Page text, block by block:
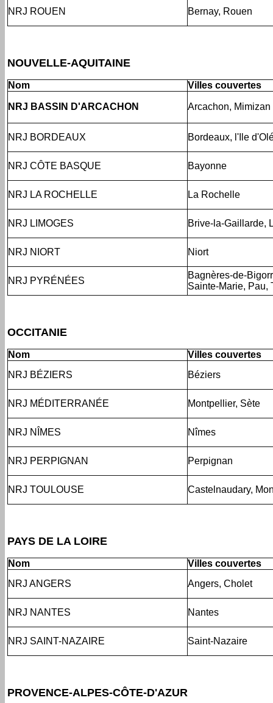
NRJ ROUEN Bernay, Rouen
NOUVELLE-AQUITAINE
Nom Villes couvertes
NRJ BASSIN D'ARCACHON Arcachon, Mimizan
NRJ BORDEAUX Bordeaux, l'Ile
NRJ CÔTE BASQUE Bayonne
NRJ LA ROCHELLE La Rochelle
NRJ LIMOGES Brive-la-Gaillarde,
NRJ NIORT Niort
NRJ PYRÉNÉES
Bagnères-de-
Sainte-Marie, Pau,
OCCITANIE
Nom
Villes couvertes
NRJ BÉZIERS
Béziers
NRJ MÉDITERRANÉE Montpellier, Sète
NRJ NÎMES Nîmes
NRJ PERPIGNAN Perpignan
NRJ TOULOUSE Castelnaudary,
PAYS DE LA LOIRE
Nom
Villes couvertes
NRJ ANGERS
Angers, Cholet
NRJ NANTES Nantes
NRJ SAINT-NAZAIRE Saint-Nazaire
PROVENCE-ALPES-CÔTE-D'AZUR